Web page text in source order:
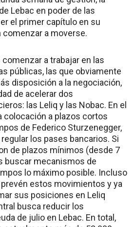
Lebac en poder de las
el primer capítulo en su
a moverse.
comenzar a trabajar en las
públicas, las que obviamente
disposición a la negociación,
de acelerar dos
las Leliq y las Nobac. En el
colocación a plazos cortos
de Federico Sturzenegger,
los pases bancarios. Si
de plazos mínimos (desde 7
buscar mecanismos de
lo máximo posible. Incluso
estos movimientos y ya
sus posiciones en Leliq
busca reducir los
de julio en Lebac. En total,